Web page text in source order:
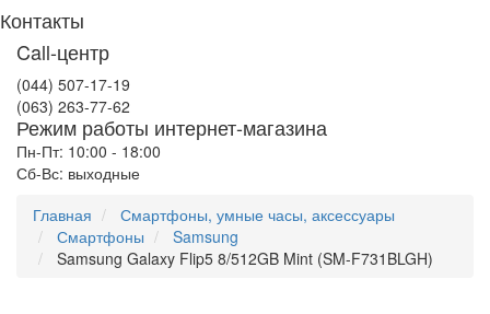
Контакты
Call-центр
(044) 507-17-19
(063) 263-77-62
Режим работы интернет-магазина
Пн-Пт: 10:00 - 18:00
Сб-Вс: выходные
Главная
Смартфоны, умные часы, аксессуары
Смартфоны
Samsung
Samsung Galaxy Flip5 8/512GB Mint (SM-F731BLGH)